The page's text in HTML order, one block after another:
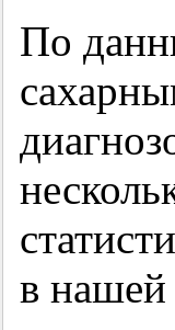
По
в нашей